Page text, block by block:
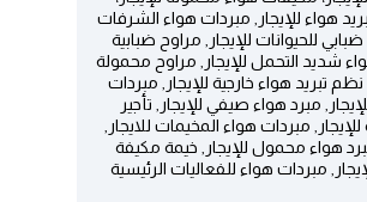
هواء للإيجار, مبردات هواء الشرفات
للحيوانات للإيجار, مراوح ضبابية
شديد التحمل للإيجار, مراوح محمولة
تبريد هواء خارجية للإيجار, مبردات
مبرد هواء صيفي للإيجار, تأجير
مبردات هواء المخيمات للايجار,
هواء محمول للإيجار, خيمة مكيفة
مبردات هواء للفعاليات الرئيسية